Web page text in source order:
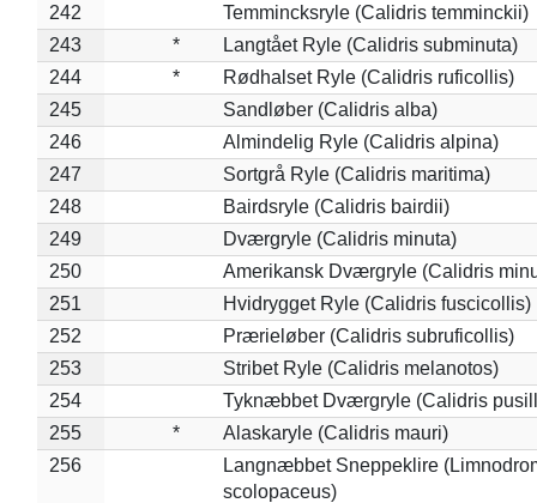
242
Temmincksryle (Calidris temminckii)
243
*
Langtået Ryle (Calidris subminuta)
244
*
Rødhalset Ryle (Calidris ruficollis)
245
Sandløber (Calidris alba)
246
Almindelig Ryle (Calidris alpina)
247
Sortgrå Ryle (Calidris maritima)
248
Bairdsryle (Calidris bairdii)
249
Dværgryle (Calidris minuta)
250
Amerikansk Dværgryle (Calidris
251
Hvidrygget Ryle (Calidris fuscicollis)
252
Prærieløber (Calidris subruficollis)
253
Stribet Ryle (Calidris melanotos)
254
Tyknæbbet Dværgryle (Calidris
255
*
Alaskaryle (Calidris mauri)
256
Langnæbbet Sneppeklire
scolopaceus)